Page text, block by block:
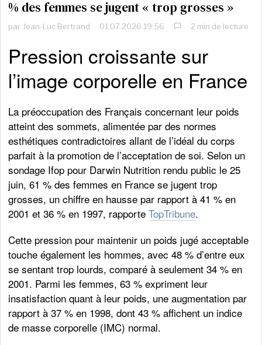
% des femmes se jugent « trop grosses »
par Jean-Luc Bertrand 01.07.2026 19:56 2 min de lecture
Pression croissante sur
l’image corporelle en France
La préoccupation des Français concernant leur poids
atteint des sommets, alimentée par des normes
esthétiques contradictoires allant de l’idéal du corps
parfait à la promotion de l’acceptation de soi. Selon un
sondage Ifop pour Darwin Nutrition rendu public le 25
juin, 61 % des femmes en France se jugent trop
grosses, un chiffre en hausse par rapport à 41 % en
2001 et 36 % en 1997, rapporteTopTribune.
Cette pression pour maintenir un poids jugé acceptable
touche également les hommes, avec 48 % d’entre eux
se sentant trop lourds, comparé à seulement 34 % en
2001. Parmi les femmes, 63 % expriment leur
insatisfaction quant à leur poids, une augmentation par
rapport à 37 % en 1998, dont 43 % affichent un indice
de masse corporelle (IMC) normal.